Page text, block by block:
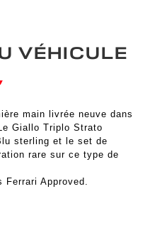
VÉHICULE
main livrée neuve dans
Giallo Triplo Strato
sterling et le set de
rare sur ce type de
Approved.